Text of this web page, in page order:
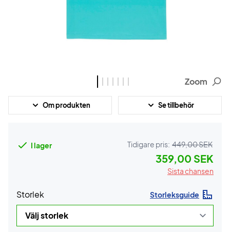
Zoom
Om produkten Se tillbehör
I lager Tidigare pris: 449,00 SEK
359,00 SEK
Sista chansen
Storlek Storleksguide